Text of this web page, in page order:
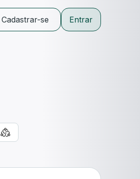
Cadastrar-se Entrar